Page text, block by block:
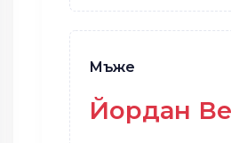
Мъже
Йордан